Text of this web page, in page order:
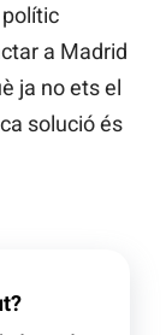
a Madrid
ja no ets el
solució és